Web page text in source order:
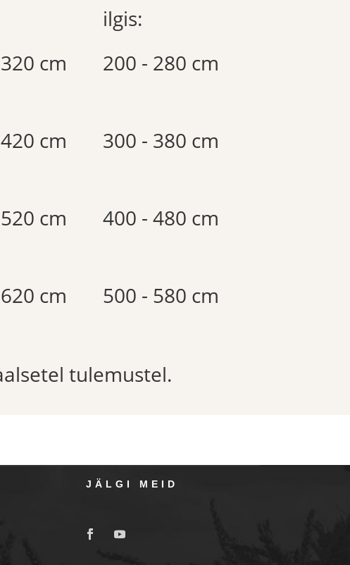
ilgis:
cm 200 - 280 cm
cm 300 - 380 cm
cm 400 - 480 cm
cm 500 - 580 cm
tulemustel.
JÄLGI MEID